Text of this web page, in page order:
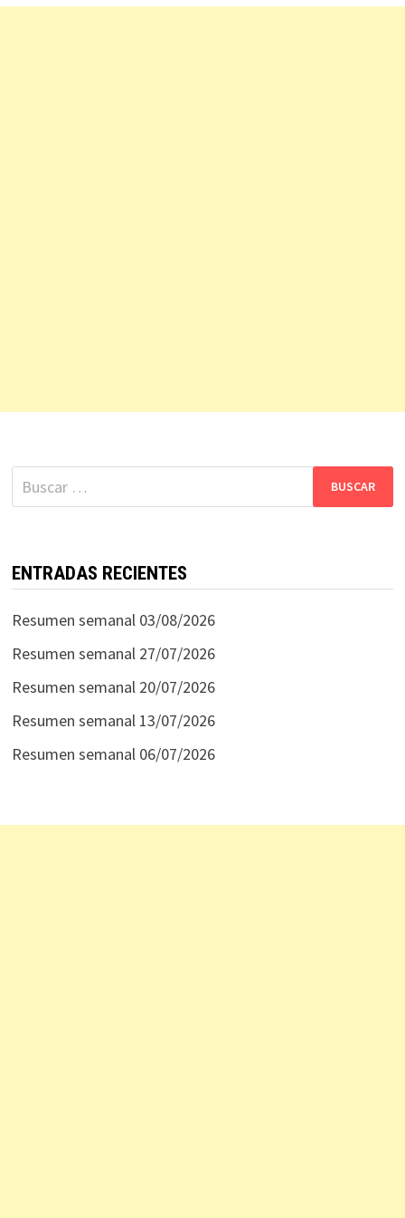
Buscar:
ENTRADAS RECIENTES
Resumen semanal 03/08/2026
Resumen semanal 27/07/2026
Resumen semanal 20/07/2026
Resumen semanal 13/07/2026
Resumen semanal 06/07/2026